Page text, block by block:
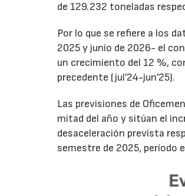
de 129.232 toneladas
Por lo que se refiere a los
2025 y junio de 2026- el
un crecimiento del 12 %,
precedente (jul’24-jun’25).
Las previsiones de
mitad del año y sitúan el
desaceleración prevista
semestre de 2025, período